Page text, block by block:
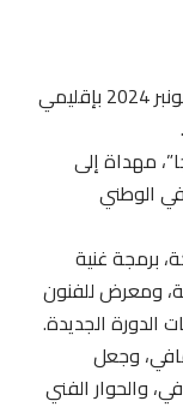
ينظم منتدى الآفاق للثقافة والتنمية بخريبكة، فعاليات الدورة الثامنة لملتقى الثقافة العربية، من 7 إلى 10 نونبر 2024 بإقليمي
مهداة إلى
الوطني
برمجة غنية
ومعرض للفنون
الدورة الجديدة.
وجعل
والحوار الفني